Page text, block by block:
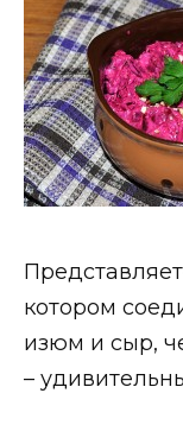
котором
изюм и сыр,
–